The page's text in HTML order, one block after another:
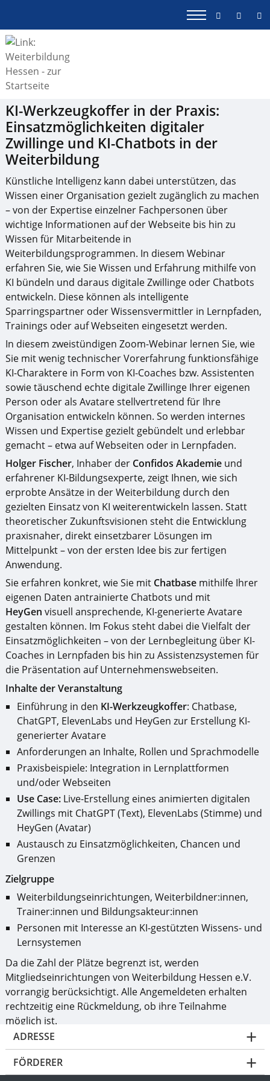
KI-Werkzeugkoffer in der Praxis:
Einsatzmöglichkeiten digitaler
Zwillinge und KI-Chatbots in der
Weiterbildung
Künstliche Intelligenz kann dabei unterstützen, das
Wissen einer Organisation gezielt zugänglich zu machen
– von der Expertise einzelner Fachpersonen über
wichtige Informationen auf der Webseite bis hin zu
Wissen für Mitarbeitende in
Weiterbildungsprogrammen. In diesem Webinar
erfahren Sie, wie Sie Wissen und Erfahrung mithilfe von
KI bündeln und daraus digitale Zwillinge oder Chatbots
entwickeln. Diese können als intelligente
Sparringspartner oder Wissensvermittler in Lernpfaden,
Trainings oder auf Webseiten eingesetzt werden.
In diesem zweistündigen Zoom-Webinar lernen Sie, wie
Sie mit wenig technischer Vorerfahrung funktionsfähige
KI-Charaktere in Form von KI-Coaches bzw. Assistenten
sowie täuschend echte digitale Zwillinge Ihrer eigenen
Person oder als Avatare stellvertretend für Ihre
Organisation entwickeln können. So werden internes
Wissen und Expertise gezielt gebündelt und erlebbar
gemacht – etwa auf Webseiten oder in Lernpfaden.
Holger Fischer, Inhaber der Confidos Akademie und
erfahrener KI-Bildungsexperte, zeigt Ihnen, wie sich
erprobte Ansätze in der Weiterbildung durch den
gezielten Einsatz von KI weiterentwickeln lassen. Statt
theoretischer Zukunftsvisionen steht die Entwicklung
praxisnaher, direkt einsetzbarer Lösungen im
Mittelpunkt – von der ersten Idee bis zur fertigen
Anwendung.
Sie erfahren konkret, wie Sie mit Chatbase mithilfe Ihrer
eigenen Daten antrainierte Chatbots und mit
HeyGen visuell ansprechende, KI-generierte Avatare
gestalten können. Im Fokus steht dabei die Vielfalt der
Einsatzmöglichkeiten – von der Lernbegleitung über KI-
Coaches in Lernpfaden bis hin zu Assistenzsystemen für
die Präsentation auf Unternehmenswebseiten.
Inhalte der Veranstaltung
Einführung in den KI-Werkzeugkoffer: Chatbase,
ChatGPT, ElevenLabs und HeyGen zur Erstellung KI-
generierter Avatare
Anforderungen an Inhalte, Rollen und Sprachmodelle
Praxisbeispiele: Integration in Lernplattformen
und/oder Webseiten
Use Case: Live-Erstellung eines animierten digitalen
Zwillings mit ChatGPT (Text), ElevenLabs (Stimme) und
HeyGen (Avatar)
Austausch zu Einsatzmöglichkeiten, Chancen und
Grenzen
Zielgruppe
Weiterbildungseinrichtungen, Weiterbildner:innen,
Trainer:innen und Bildungsakteur:innen
Personen mit Interesse an KI-gestützten Wissens- und
Lernsystemen
Da die Zahl der Plätze begrenzt ist, werden
Mitgliedseinrichtungen von Weiterbildung Hessen e.V.
vorrangig berücksichtigt. Alle Angemeldeten erhalten
rechtzeitig eine Rückmeldung, ob ihre Teilnahme
möglich ist.
Termin
Die Veranstaltung von
findet
am
ADRESSE
FÖRDERER